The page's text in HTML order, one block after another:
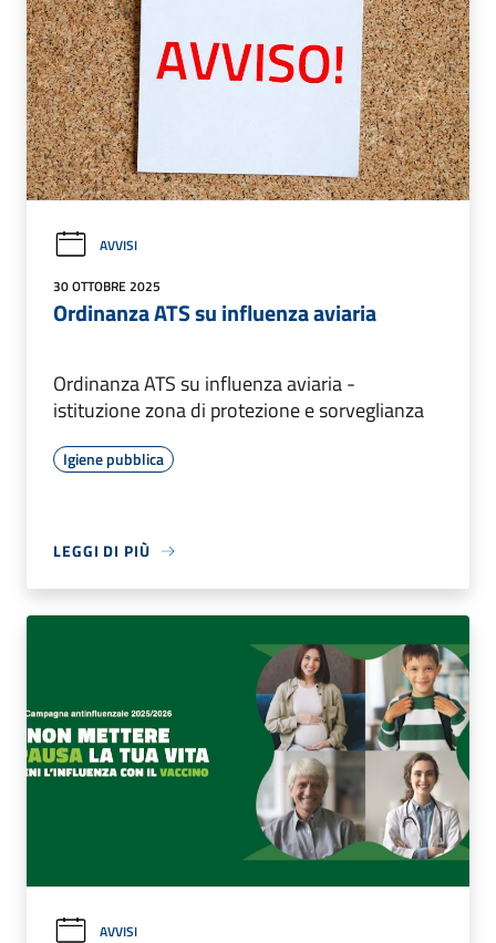
AVVISI
30 OTTOBRE 2025
Ordinanza ATS su influenza aviaria
Ordinanza ATS su influenza aviaria -
istituzione zona di protezione e sorveglianza
Igiene pubblica
LEGGI DI PIÙ
AVVISI